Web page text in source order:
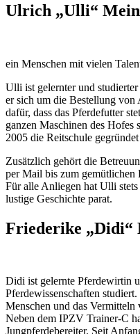
Ulrich „Ulli“
ein Menschen mit vielen
Ulli ist gelernter und
er sich um die Bestellung
dafür, dass das Pferdefutter
ganzen Maschinen des Hofes
2005 die Reitschule
Zusätzlich gehört die
per Mail bis zum gemütlichen
Für alle Anliegen hat Ulli
lustige Geschichte parat.
Friederike „Didi“
Didi ist gelernte Pferdewirtin
Pferdewissenschaften
Menschen und das Vermitteln
Neben dem IPZV Trainer-C
Jungpferdebereiter. Seit